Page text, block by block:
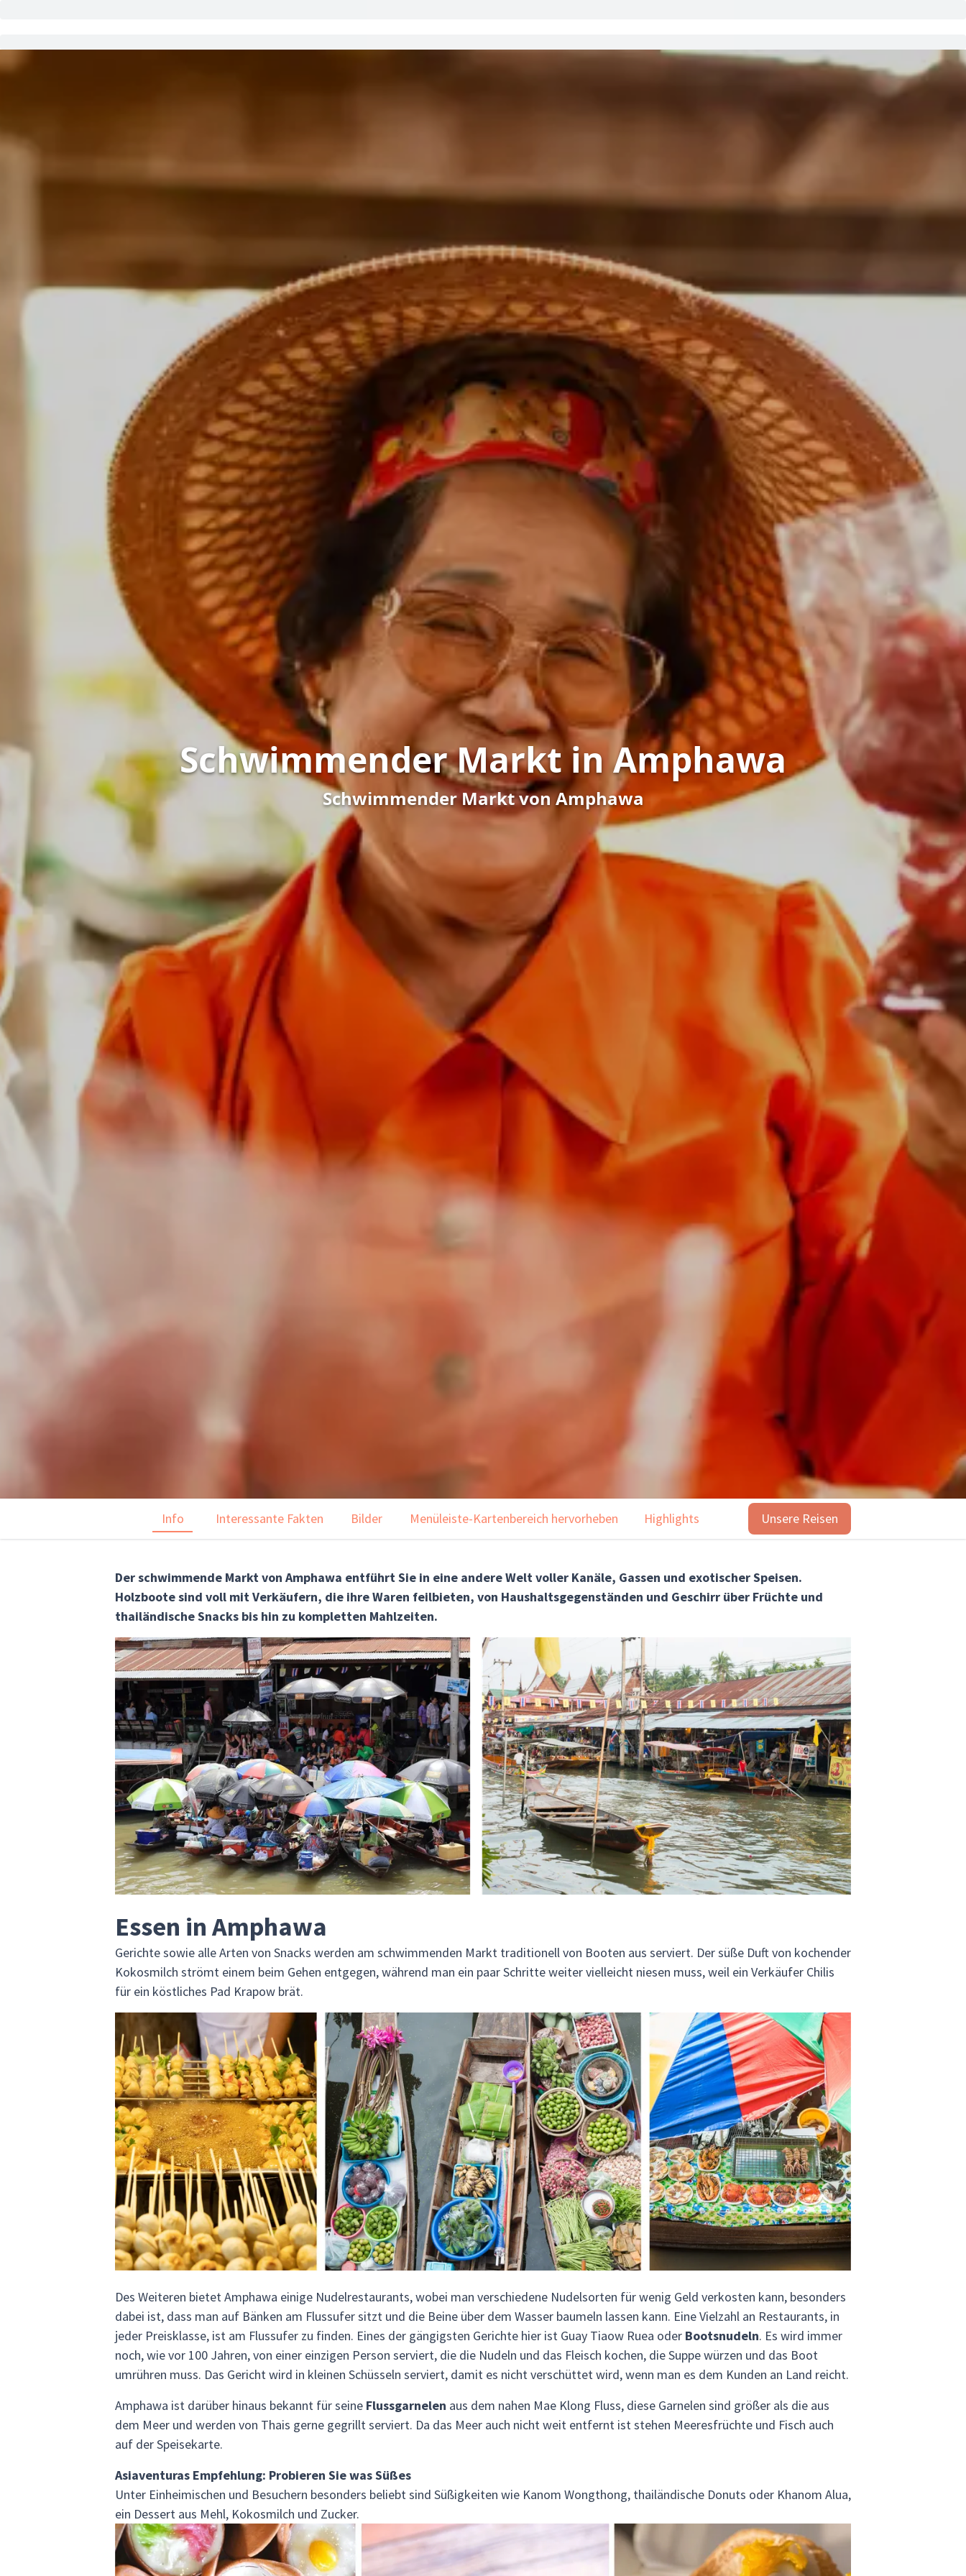
Schwimmender Markt in Amphawa
Schwimmender Markt von Amphawa
Info Interessante Fakten Bilder Menüleiste-Kartenbereich hervorheben Highlights Unsere Reisen
Unsere Reisen
Der schwimmende Markt von Amphawa entführt Sie in eine andere Welt voller Kanäle, Gassen und exotischer Speisen.
Holzboote sind voll mit Verkäufern, die ihre Waren feilbieten, von Haushaltsgegenständen und Geschirr über Früchte und
thailändische Snacks bis hin zu kompletten Mahlzeiten.
Essen in Amphawa
Gerichte sowie alle Arten von Snacks werden am schwimmenden Markt traditionell von Booten aus serviert. Der süße Duft von kochender
Kokosmilch strömt einem beim Gehen entgegen, während man ein paar Schritte weiter vielleicht niesen muss, weil ein Verkäufer Chilis
für ein köstliches Pad Krapow brät.
Des Weiteren bietet Amphawa einige Nudelrestaurants, wobei man verschiedene Nudelsorten für wenig Geld verkosten kann, besonders
dabei ist, dass man auf Bänken am Flussufer sitzt und die Beine über dem Wasser baumeln lassen kann. Eine Vielzahl an Restaurants, in
jeder Preisklasse, ist am Flussufer zu finden. Eines der gängigsten Gerichte hier ist Guay Tiaow Ruea oder Bootsnudeln. Es wird immer
noch, wie vor 100 Jahren, von einer einzigen Person serviert, die die Nudeln und das Fleisch kochen, die Suppe würzen und das Boot
umrühren muss. Das Gericht wird in kleinen Schüsseln serviert, damit es nicht verschüttet wird, wenn man es dem Kunden an Land reicht.
Amphawa ist darüber hinaus bekannt für seine Flussgarnelen aus dem nahen Mae Klong Fluss, diese Garnelen sind größer als die aus
dem Meer und werden von Thais gerne gegrillt serviert. Da das Meer auch nicht weit entfernt ist stehen Meeresfrüchte und Fisch auch
auf der Speisekarte.
Asiaventuras Empfehlung: Probieren Sie was Süßes
Unter Einheimischen und Besuchern besonders beliebt sind Süßigkeiten wie Kanom Wongthong, thailändische Donuts oder Khanom Alua,
ein Dessert aus Mehl, Kokosmilch und Zucker.